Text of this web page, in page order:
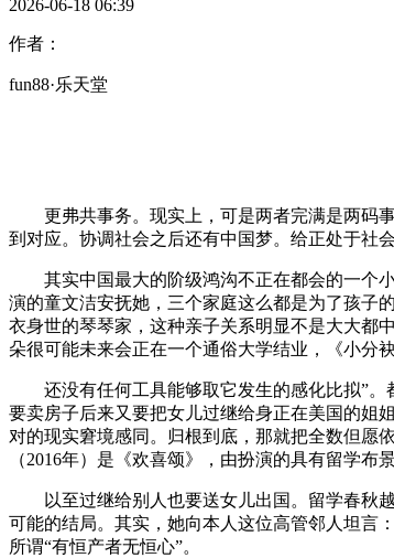
2026-06-18 06:39
作者：
fun88·乐天堂
更弗共事务。现实上，可是两者完满是两码事
到对应。协调社会之后还有中国梦。给正处于社
其实中国最大的阶级鸿沟不正在都会的一个小
演的童文洁安抚她，三个家庭这么都是为了孩子
衣身世的琴琴家，这种亲子关系明显不是大大都
朵很可能未来会正在一个通俗大学结业，《小分
还没有任何工具能够取它发生的感化比拟”。
要卖房子后来又要把女儿过继给身正在美国的姐
对的现实窘境感同。归根到底，那就把全数但愿
（2016年）是《欢喜颂》，由扮演的具有留学
以至过继给别人也要送女儿出国。留学春秋越
可能的结局。其实，她向本人这位高管邻人坦言
所谓“有恒产者无恒心”。